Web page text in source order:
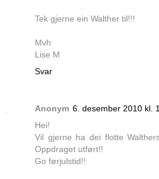
Tek gjerne ein Walther til!!!
Mvh
Lise M
Svar
Anonym 6. desember 2010 kl.
Hei!
Vil gjerne ha dei flotte
Oppdraget utført!!
Go førjulstid!!